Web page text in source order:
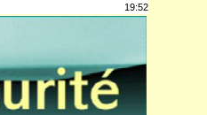
19:52